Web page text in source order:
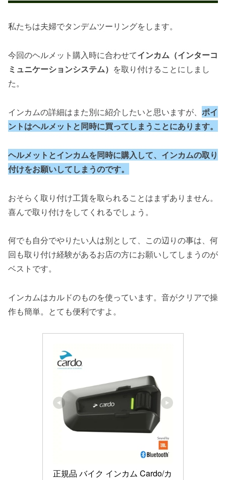
私たちは夫婦でタンデムツーリングをします。
今回のヘルメット購入時に合わせてインカム（インターコ
ミュニケーションシステム） を取り付けることにしまし
た。
インカムの詳細はまた別に紹介したいと思いますが、 ポイ
ントはヘルメットと同時に買ってしまうことにあります。
ヘルメットとインカムを同時に購入して、インカムの取り
付けをお願いしてしまうのです。
おそらく取り付け工賃を取られることはまずありません。
喜んで取り付けをしてくれるでしょう。
何でも自分でやりたい人は別として、この辺りの事は、何
回も取り付け経験があるお店の方にお願いしてしまうのが
ベストです。
インカムはカルドのものを使っています。音がクリアで操
作も簡単。とても便利ですよ。
正規品 バイク インカム Cardo/カ